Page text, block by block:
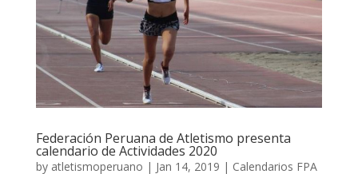
Federación Peruana de Atletismo presenta
calendario de Actividades 2020
by atletismoperuano | Jan 14, 2019 | Calendarios FPA